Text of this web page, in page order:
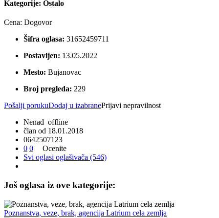
Kategorije: Ostalo
Cena: Dogovor
Šifra oglasa: 31652459711
Postavljen: 13.05.2022
Mesto: Bujanovac
Broj pregleda: 229
Pošalji porukuDodaj u izabranePrijavi nepravilnost
Nenad offline
član od 18.01.2018
0642507123
0 0
Ocenite
Svi oglasi oglašivača (546)
Još oglasa iz ove kategorije:
Poznanstva, veze, brak, agencija Latrium cela zemlja